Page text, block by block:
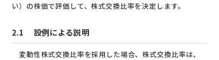
い）の株価で評価して、株式交換比率を決定します。
2.1 設例による説明
変動性株式交換比率を採用した場合、株式交換比率は、